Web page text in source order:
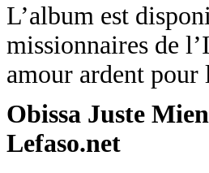
L’album est
missionnaires de
amour ardent pour
Obissa Juste Mien
Lefaso.net